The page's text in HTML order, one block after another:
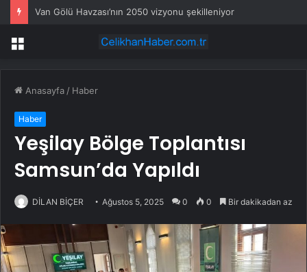
Van Gölü Havzası’nın 2050 vizyonu şekilleniyor
Menü
Anasayfa / Haber
Haber
Yeşilay Bölge Toplantısı
Samsun’da Yapıldı
DİLAN BİÇER Ağustos 5, 2025 0 0 Bir dakikadan az